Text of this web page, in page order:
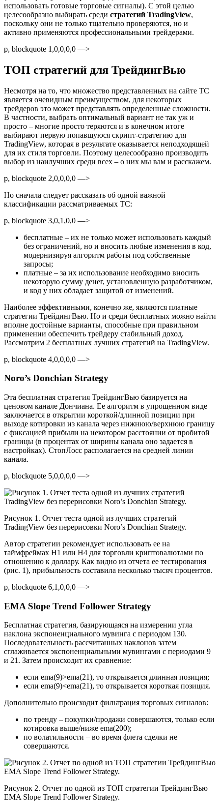
использовать готовые торговые сигналы). С этой целью
целесообразно выбирать среди стратегий TradingView,
поскольку они не только тщательно проверяются, но и
активно применяются профессиональными трейдерами.
p, blockquote 1,0,0,0,0 —>
ТОП стратегий для ТрейдингВью
Несмотря на то, что множество представленных на сайте ТС
является очевидным преимуществом, для некоторых
трейдеров это может представлять определенные сложности.
В частности, выбрать оптимальный вариант не так уж и
просто – многие просто теряются и в конечном итоге
выбирают первую попавшуюся скрипт-стратегию для
TradingView, которая в результате оказывается неподходящей
для их стиля торговли. Поэтому целесообразно производить
выбор из наилучших среди всех – о них мы вам и расскажем.
p, blockquote 2,0,0,0,0 —>
Но сначала следует рассказать об одной важной
классификации рассматриваемых ТС:
p, blockquote 3,0,1,0,0 —>
бесплатные – их не только может использовать каждый
без ограничений, но и вносить любые изменения в код,
модернизируя алгоритм работы под собственные
запросы;
платные – за их использование необходимо вносить
некоторую сумму денег, установленную разработчиком,
и код у них обладает защитой от изменений.
Наиболее эффективными, конечно же, являются платные
стратегии ТрейдингВью. Но и среди бесплатных можно найти
вполне достойные варианты, способные при правильном
применении обеспечить трейдеру стабильный доход.
Рассмотрим 2 бесплатных лучших стратегий на TradingView.
p, blockquote 4,0,0,0,0 —>
Noro’s Donchian Strategy
Эта бесплатная стратегия ТрейдингВью базируется на
ценовом канале Дончиана. Ее алгоритм в упрощенном виде
заключается в открытии короткой/длинной позиции при
выходе котировки из канала через нижнюю/верхнюю границу
с фиксацией прибыли на некотором расстоянии от пробитой
границы (в процентах от ширины канала оно задается в
настройках). СтопЛосс располагается на средней линии
канала.
p, blockquote 5,0,0,0,0 —>
Рисунок 1. Отчет теста одной из лучших стратегий
TradingView без перерисовки Noro’s Donchian Strategy.
Автор стратегии рекомендует использовать ее на
таймфреймах H1 или H4 для торговли криптовалютами по
отношению к доллару. Как видно из отчета ее тестирования
(рис. 1), прибыльность составила несколько тысяч процентов.
p, blockquote 6,1,0,0,0 —>
EMA Slope Trend Follower Strategy
Бесплатная стратегия, базирующаяся на измерении угла
наклона экспоненциального мувинга с периодом 130.
Последовательность рассчитанных наклонов затем
сглаживается экспоненциальными мувингами с периодами 9
и 21. Затем происходит их сравнение:
если ema(9)>ema(21), то открывается длинная позиция;
если ema(9)<ema(21), то открывается короткая позиция.
Дополнительно происходит фильтрация торговых сигналов:
по тренду – покупки/продажи совершаются, только если
котировка выше/ниже ema(200);
по волатильности – во время флета сделки не
совершаются.
Рисунок 2. Отчет по одной из ТОП стратегии ТрейдингВью
EMA Slope Trend Follower Strategy.